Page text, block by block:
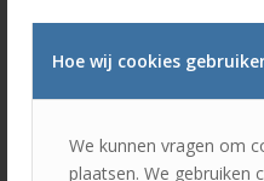
Hoe wij cookies
We kunnen vragen om
plaatsen. We gebruiken